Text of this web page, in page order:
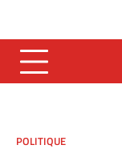
content
POLITIQUE